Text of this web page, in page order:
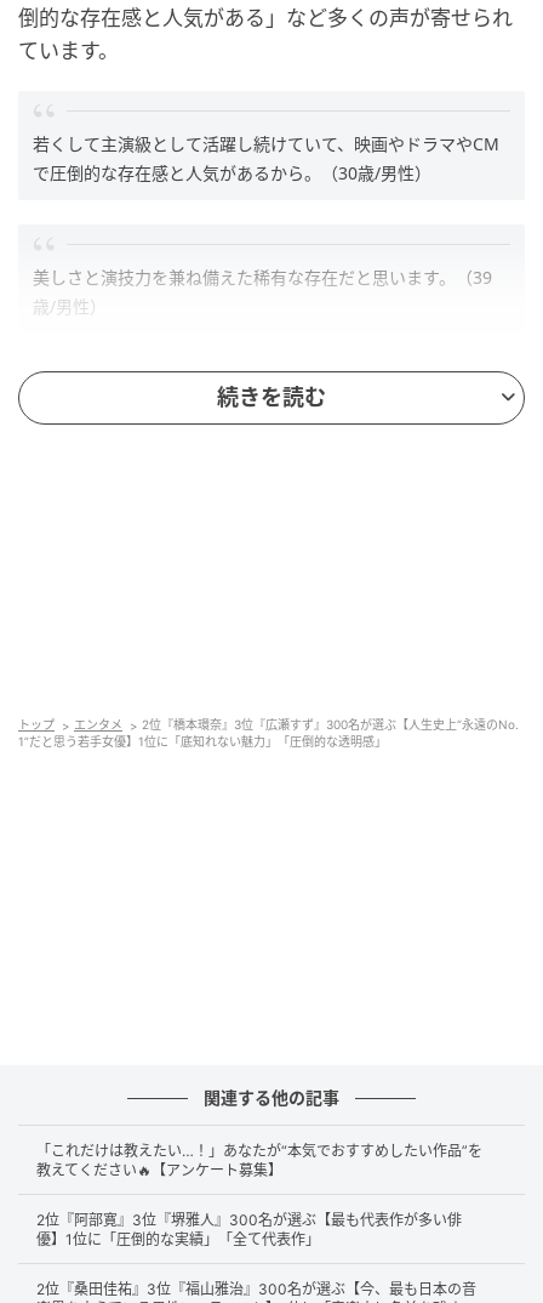
倒的な存在感と人気がある」など多くの声が寄せられ
ています。
若くして主演級として活躍し続けていて、映画やドラマやCM
で圧倒的な存在感と人気があるから。（30歳/男性）
美しさと演技力を兼ね備えた稀有な存在だと思います。（39
歳/男性）
広瀬すずは、永遠のナンバーワン（42歳/男性）
の美貌だけではなく親しみやすさやチャレンジ精神に
も支持が集まっています。
誰もが認める美女であるのに、ドラマや映画などで思い切った
変顔をするなど、全力を注いでいて好感が持てるから。（32
歳/女性）
続きを読む
トップ エンタメ
2位『橋本環奈』3位『広瀬すず』300名が選ぶ【人生史上“永遠のNo.
1”だと思う若手女優】1位に「底知れない魅力」「圧倒的な透明感」
関連する他の記事
「これだけは教えたい…！」あなたが“本気でおすすめしたい作品”を
教えてください🔥【アンケート募集】
2位『阿部寛』3位『堺雅人』300名が選ぶ【最も代表作が多い俳
優】1位に「圧倒的な実績」「全て代表作」
2位『桑田佳祐』3位『福山雅治』300名が選ぶ【今、最も日本の音